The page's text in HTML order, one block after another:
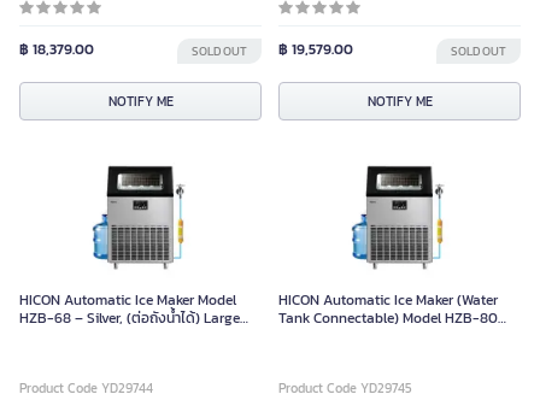
฿ 18,379.00 SOLD OUT
NOTIFY ME
฿ 19,579.00 SOLD OUT
NOTIFY ME
HICON Automatic Ice Maker Model
HZB-68 – Silver, (ต่อถังน้ำได้) Large
Product Code YD29744
HICON Automatic Ice Maker (Water
Tank Connectable) Model HZB-80
Product Code YD29745